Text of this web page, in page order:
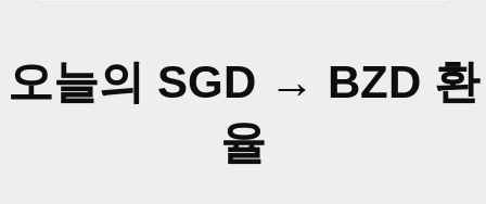
오늘의 SGD → BZD 환
율